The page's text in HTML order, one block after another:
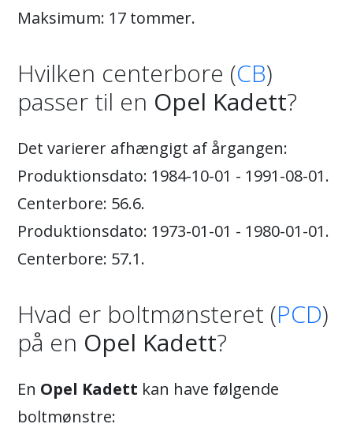
Maksimum: 17 tommer.
Hvilken centerbore (CB)
passer til en Opel Kadett?
Det varierer afhængigt af årgangen:
Produktionsdato: 1984-10-01 - 1991-08-01.
Centerbore: 56.6.
Produktionsdato: 1973-01-01 - 1980-01-01.
Centerbore: 57.1.
Hvad er boltmønsteret (PCD)
på en Opel Kadett?
En Opel Kadett kan have følgende
boltmønstre: